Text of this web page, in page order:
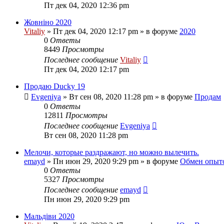
Пт дек 04, 2020 12:36 pm
Жовніно 2020
Vitaliy » Пт дек 04, 2020 12:17 pm » в форуме 2020
0 Ответы
8449 Просмотры
Последнее сообщение Vitaliy
Пт дек 04, 2020 12:17 pm
Продаю Ducky 19
Evgeniya » Вт сен 08, 2020 11:28 pm » в форуме Продам
0 Ответы
12811 Просмотры
Последнее сообщение Evgeniya
Вт сен 08, 2020 11:28 pm
Мелочи, которые раздражают, но можно вылечить.
emayd » Пн июн 29, 2020 9:29 pm » в форуме Обмен
0 Ответы
5327 Просмотры
Последнее сообщение emayd
Пн июн 29, 2020 9:29 pm
Мальдіви 2020